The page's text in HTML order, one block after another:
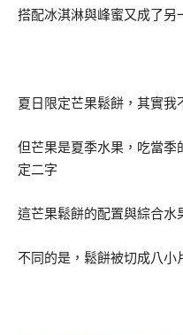
搭配冰淇淋與峰蜜又成了另
夏日限定芒果鬆餅，其實
但芒果是夏季水果，吃當季
定二字
這芒果鬆餅的配置與綜合水
不同的是，鬆餅被切成八小